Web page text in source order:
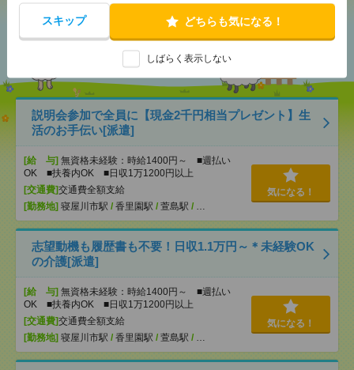
スキップ どちらも気になる！
しばらく表示しない
あなたの閲覧履歴からの
説明会参加で全員に【現金2千円相当プレゼント】生
活のお手伝い[派遣]
[給 与] 無資格未経験：時給1400円～ ■週払い
OK ■扶養内OK ■日収1万1200円以上
[交通費]交通費全額支給
[勤務地] 寝屋川市駅 / 香里園駅 / 萱島駅 / …
気になる！
志望動機も履歴書も不要！日収1.1万円～＊未経験OK
の介護[派遣]
[給 与] 無資格未経験：時給1400円～ ■週払い
OK ■扶養内OK ■日収1万1200円以上
[交通費]交通費全額支給
[勤務地] 寝屋川市駅 / 香里園駅 / 萱島駅 / …
気になる！